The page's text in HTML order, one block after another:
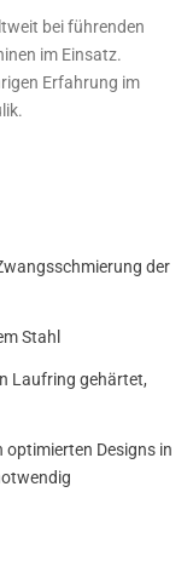
bei führenden
im Einsatz.
Erfahrung im
der
Stahl
Laufring gehärtet,
Designs in